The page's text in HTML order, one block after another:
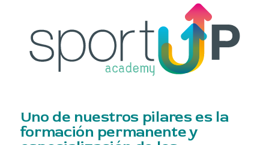
Uno de nuestros pilares es la
formación permanente y